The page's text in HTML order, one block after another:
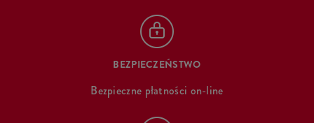
BEZPIECZEŃSTWO
Bezpieczne płatności on-line